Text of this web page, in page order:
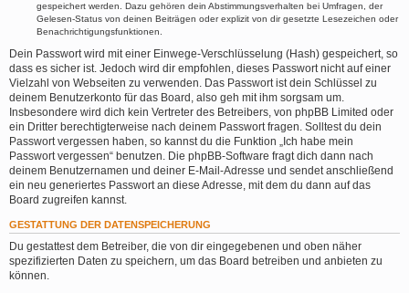
gespeichert werden. Dazu gehören dein Abstimmungsverhalten bei Umfragen, der
Gelesen-Status von deinen Beiträgen oder explizit von dir gesetzte Lesezeichen oder
Benachrichtigungsfunktionen.
Dein Passwort wird mit einer Einwege-Verschlüsselung (Hash) gespeichert, so
dass es sicher ist. Jedoch wird dir empfohlen, dieses Passwort nicht auf einer
Vielzahl von Webseiten zu verwenden. Das Passwort ist dein Schlüssel zu
deinem Benutzerkonto für das Board, also geh mit ihm sorgsam um.
Insbesondere wird dich kein Vertreter des Betreibers, von phpBB Limited oder
ein Dritter berechtigterweise nach deinem Passwort fragen. Solltest du dein
Passwort vergessen haben, so kannst du die Funktion „Ich habe mein
Passwort vergessen“ benutzen. Die phpBB-Software fragt dich dann nach
deinem Benutzernamen und deiner E-Mail-Adresse und sendet anschließend
ein neu generiertes Passwort an diese Adresse, mit dem du dann auf das
Board zugreifen kannst.
GESTATTUNG DER DATENSPEICHERUNG
Du gestattest dem Betreiber, die von dir eingegebenen und oben näher
spezifizierten Daten zu speichern, um das Board betreiben und anbieten zu
können.